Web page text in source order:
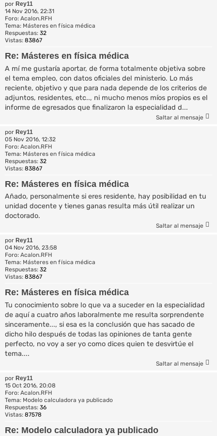
por Rey11
14 Nov 2016, 22:31
Foro: Acalon.RFH
Tema: Másteres en física médica
Respuestas: 32
Vistas: 83867
Re: Másteres en física médica
A mí me gustaría aportar, de forma totalmente objetiva sobre
el tema empleo, con datos oficiales del ministerio. Lo más
reciente, objetivo y que para nada depende de los criterios de
adjuntos, residentes, etc.., ni mucho menos míos propios es el
informe de egresados que finalizaron la especialidad d...
Saltar al mensaje
por Rey11
05 Nov 2016, 12:32
Foro: Acalon.RFH
Tema: Másteres en física médica
Respuestas: 32
Vistas: 83867
Re: Másteres en física médica
Añado, personalmente si eres residente, hay posibilidad en tu
unidad docente y tienes ganas resulta más útil realizar un
doctorado.
Saltar al mensaje
por Rey11
04 Nov 2016, 23:58
Foro: Acalon.RFH
Tema: Másteres en física médica
Respuestas: 32
Vistas: 83867
Re: Másteres en física médica
Tu conocimiento sobre lo que va a suceder en la especialidad
de aquí a cuatro años laboralmente me resulta sorprendente
sinceramente..., si esa es la conclusión que has sacado de
dicho hilo después de todas las opiniones de tanta gente
perfecto, no voy a ser yo como dices quien te desvirtúe el
tema....
Saltar al mensaje
por Rey11
15 Oct 2016, 20:08
Foro: Acalon.RFH
Tema: Modelo calculadora ya publicado
Respuestas: 36
Vistas: 87578
Re: Modelo calculadora ya publicado